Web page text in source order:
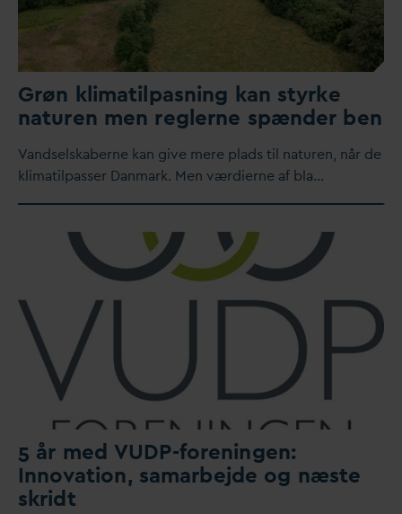
Grøn klimatilpasning kan styrke
naturen men reglerne spænder ben
Vandselskaberne kan give mere plads til naturen, når de
klimatilpasser Danmark. Men værdierne af bla…
5 år med VUDP-foreningen:
Innovation, samarbejde og næste
skridt